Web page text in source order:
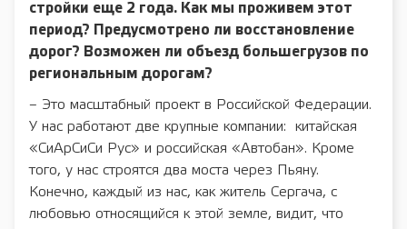
стройки еще 2 года. Как мы проживем этот
период? Предусмотрено ли восстановление
дорог? Возможен ли объезд большегрузов по
региональным дорогам?
– Это масштабный проект в Российской Федерации.
У нас работают две крупные компании: китайская
«СиАрСиСи Рус» и российская «Автобан». Кроме
того, у нас строятся два моста через Пьяну.
Конечно, каждый из нас, как житель Сергача, с
любовью относящийся к этой земле, видит, что